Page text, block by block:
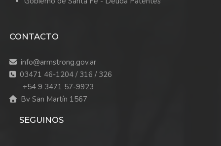
CONTACTO
info@armstrong.gov.ar
03471 46-1204 / 316 / 326
+54 9 3471 57-9923
Bv San Martín 1567
SEGUINOS